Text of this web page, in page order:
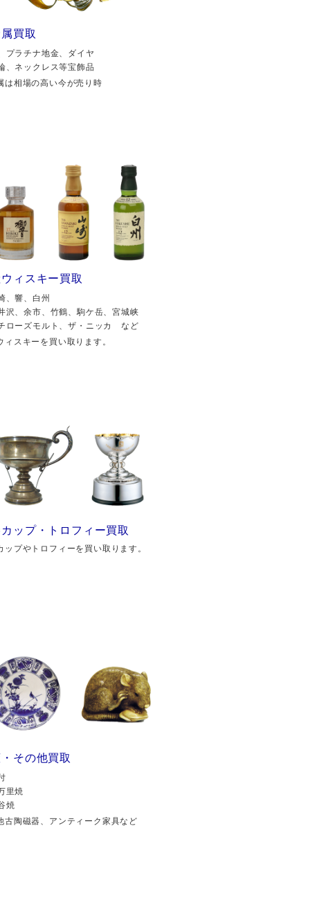
買取
プラチナ地金、ダイヤ
、ネックレス等宝飾品
は相場の高い今が売り時
ウィスキー買取
、響、白州
沢、余市、竹鶴、駒ケ岳、宮城峡
ローズモルト、ザ・ニッカ など
ィスキーを買い取ります。
ップ・トロフィー買取
ップやトロフィーを買い取ります。
その他買取
里焼
焼
古陶磁器、アンティーク家具など